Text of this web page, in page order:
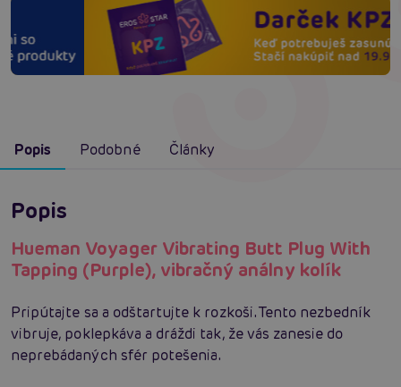
Popis Podobné Články
Popis
Hueman Voyager Vibrating Butt Plug With
Tapping (Purple), vibračný análny kolík
Pripútajte sa a odštartujte k rozkoši. Tento nezbedník
vibruje, poklepkáva a dráždi tak, že vás zanesie do
neprebádaných sfér potešenia.